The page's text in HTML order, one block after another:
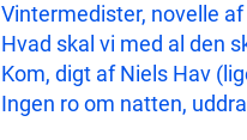
Vintermedister, novelle
Hvad skal vi med al den
Kom, digt af Niels Hav
Ingen ro om natten,